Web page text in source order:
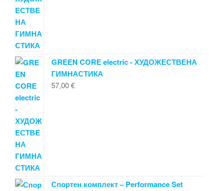
GREEN CORE electric - ХУДОЖЕСТВЕНА
ГИМНАСТИКА
57,00€
Спортен комплект – Performance Set